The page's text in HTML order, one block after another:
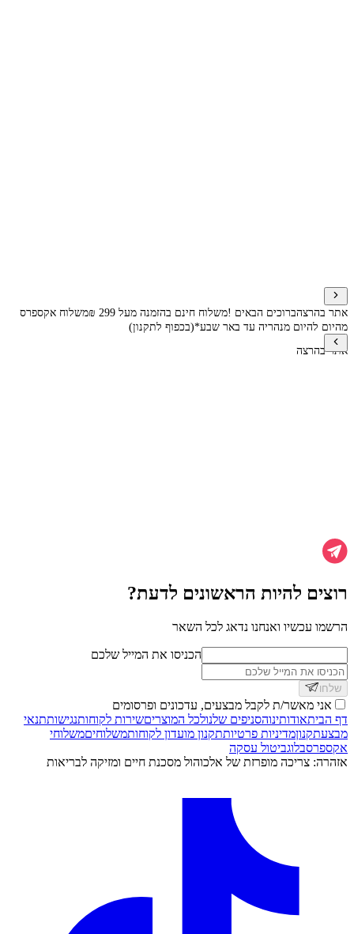
אתר בהרצהברוכים הבאים !משלוח חינם בהזמנה מעל 299 ₪
משלוח אקספרס
מהיום להיום מנהריה עד באר שבע*(בכפוף לתקנון)
אתר בהרצה
רוצים להיות הראשונים לדעת?
הרשמו עכשיו ואנחנו נדאג לכל השאר
הכניסו את המייל שלכם
שלחו
אני מאשר/ת לקבל מבצעים, עדכונים ופרסומים
דף הביתאודותינוהסניפים שלנולכל המוצריםשירות לקוחותנגישותתנאי
מבצעתקנוןמדיניות פרטיותתקנון מועדון לקוחותמשלוחיםמשלוחי
אקספרסבלוגביטול עסקה
אזהרה: צריכה מופרזת של אלכוהול מסכנת חיים ומזיקה לבריאות